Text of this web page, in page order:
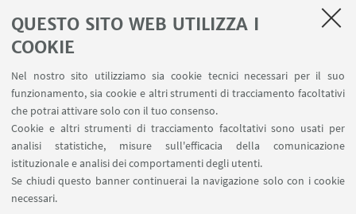
QUESTO SITO WEB UTILIZZA I
COOKIE
Nel nostro sito utilizziamo sia cookie tecnici necessari per il suo
funzionamento, sia cookie e altri strumenti di tracciamento facoltativi
che potrai attivare solo con il tuo consenso.
Cookie e altri strumenti di tracciamento facoltativi sono usati per
analisi statistiche, misure sull'efficacia della comunicazione
istituzionale e analisi dei comportamenti degli utenti.
Se chiudi questo banner continuerai la navigazione solo con i cookie
necessari.
trasformativo
Adulthood, critic reflection and transformative
diElena Marescotti
Tendenze, temi cruciali e indicazioni
metodologiche nella storia dell’educazione degli
adulti
Leanings, critical themes and methodological
recommendations in the history of adult education